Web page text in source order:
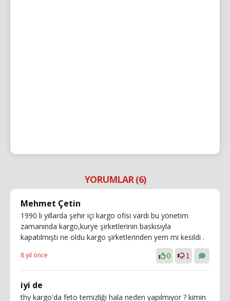
YORUMLAR (6)
Mehmet Çetin
1990 lı yıllarda şehir içi kargo ofisi vardı bu yönetim
zamanında kargo,kurye şirketlerinin baskısıyla
kapatılmıştı ne oldu kargo şirketlerinden yem mi kesildi .
8 yıl önce 0 1
iyi de
thy kargo'da feto temizliği hala neden yapılmıyor ? kimin